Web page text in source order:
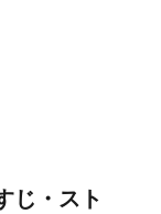
じ・スト